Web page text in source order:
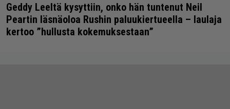
Geddy Leeltä kysyttiin, onko hän tuntenut Neil
Peartin läsnäoloa Rushin paluukiertueella – laulaja
kertoo ”hullusta kokemuksestaan”